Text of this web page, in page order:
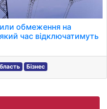
обмеження на
час відключатимуть
Бізнес